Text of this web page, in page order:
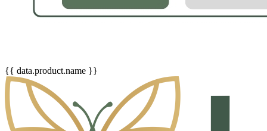
{{ data.product.name }}